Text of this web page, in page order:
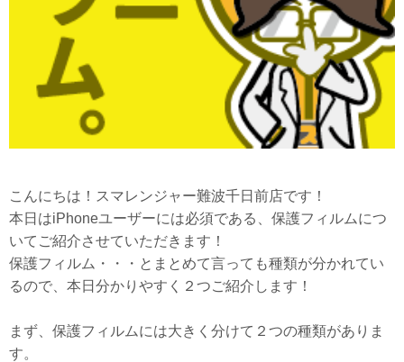
こんにちは！スマレンジャー難波千日前店です！
本日はiPhoneユーザーには必須である、保護フィルムにつ
いてご紹介させていただきます！
保護フィルム・・・とまとめて言っても種類が分かれてい
るので、本日分かりやすく２つご紹介します！
まず、保護フィルムには大きく分けて２つの種類がありま
す。